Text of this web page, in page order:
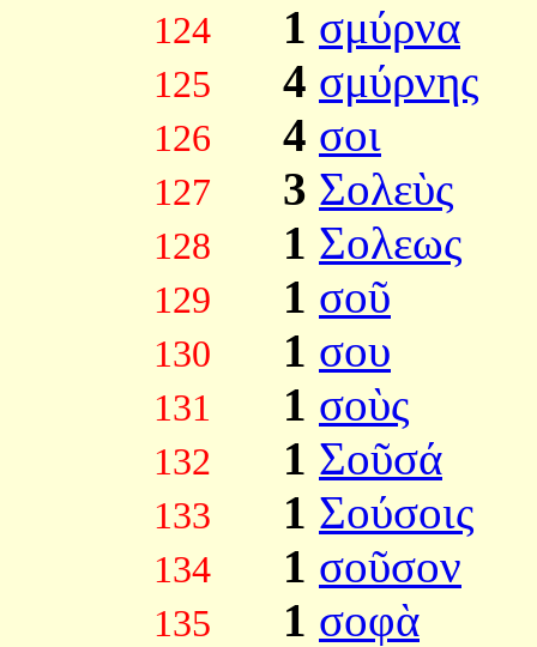
124 1 σμύρνα
125 4 σμύρνης
126 4 σοι
127 3 Σολεὺς
128 1 Σολεως
129 1 σοῦ
130 1 σου
131 1 σοὺς
132 1 Σοῦσά
133 1 Σούσοις
134 1 σοῦσον
135 1 σοφὰ